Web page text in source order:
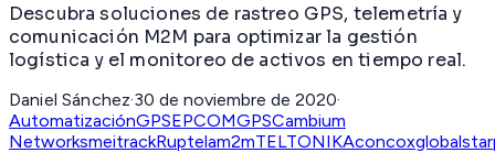
Descubra soluciones de rastreo GPS, telemetría y
comunicación M2M para optimizar la gestión
logística y el monitoreo de activos en tiempo real.
Daniel Sánchez·30 de noviembre de 2020·
AutomatizaciónGPSEPCOMGPSCambium
NetworksmeitrackRuptelam2mTELTONIKAconcoxglobalstar